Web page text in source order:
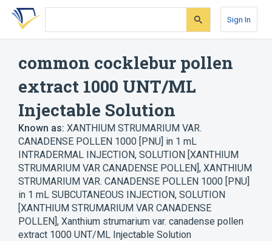
Skip
search
Skip
Skip
account
Sign In
common cocklebur pollen
extract 1000 UNT/ML
Injectable Solution
Known as: XANTHIUM STRUMARIUM VAR.
CANADENSE POLLEN 1000 [PNU] in 1 mL
INTRADERMAL INJECTION, SOLUTION [XANTHIUM
STRUMARIUM VAR CANADENSE POLLEN], XANTHIUM
STRUMARIUM VAR. CANADENSE POLLEN 1000 [PNU]
in 1 mL SUBCUTANEOUS INJECTION, SOLUTION
[XANTHIUM STRUMARIUM VAR CANADENSE
POLLEN], Xanthium strumarium var. canadense pollen
extract 1000 UNT/ML Injectable Solution